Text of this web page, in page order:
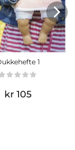
1
kr 105